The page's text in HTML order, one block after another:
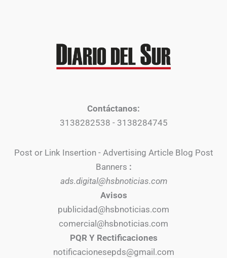
Contáctanos:
3138282538 - 3138284745
Post or Link Insertion - Advertising Article Blog Post
Banners :
ads.digital@hsbnoticias.com
Avisos
publicidad@hsbnoticias.com
comercial@hsbnoticias.com
PQR Y Rectificaciones
notificacionesepds@gmail.com